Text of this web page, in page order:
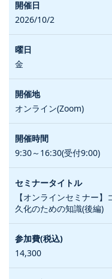
2026/10/2
金
オンライン(Zoom)
9:30～16:30(受付9:00)
【オンラインセミナー
久化のための知識(後編)
14,300